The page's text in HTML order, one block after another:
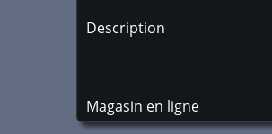
Description
Magasin en ligne